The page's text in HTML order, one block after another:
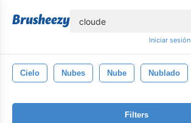
Iniciar sesión
Cielo Nubes Nube Nublado
Filters